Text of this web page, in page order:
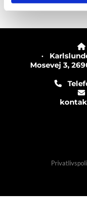

·
Mosevej 3,

